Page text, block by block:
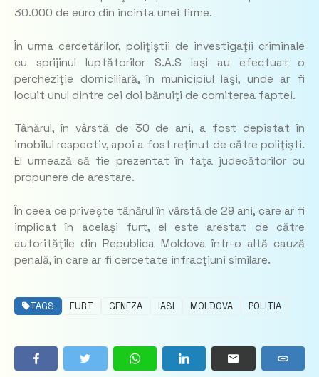
30.000 de euro din incinta unei firme.
În urma cercetărilor, poliţiştii de investigaţii criminale
cu sprijinul luptătorilor S.A.S Iaşi au efectuat o
percheziţie domiciliară, în municipiul Iaşi, unde ar fi
locuit unul dintre cei doi bănuiţi de comiterea faptei.
Tânărul, în vârstă de 30 de ani, a fost depistat în
imobilul respectiv, apoi a fost reţinut de către poliţişti.
El urmează să fie prezentat în faţa judecătorilor cu
propunere de arestare.
În ceea ce priveşte tânărul în vârstă de 29 ani, care ar fi
implicat în acelaşi furt, el este arestat de către
autorităţile din Republica Moldova într-o altă cauză
penală, în care ar fi cercetate infracţiuni similare.
TAGS FURT GENEZA IASI MOLDOVA POLITIA